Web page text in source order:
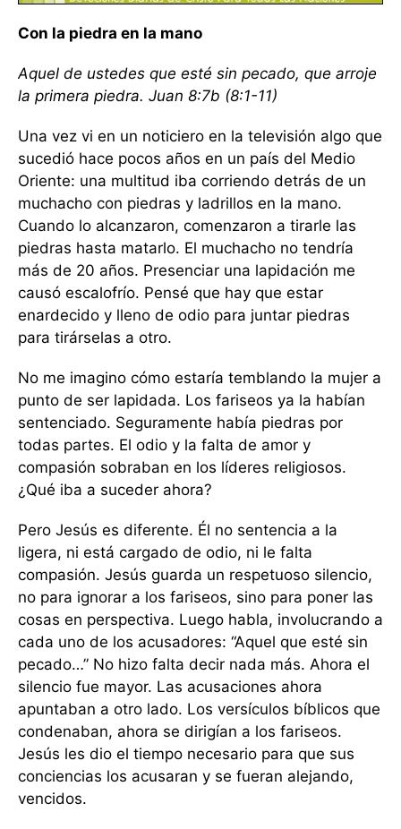
Con la piedra en la mano
Aquel de ustedes que esté sin pecado, que arroje
la primera piedra. Juan 8:7b (8:1-11)
Una vez vi en un noticiero en la televisión algo que
sucedió hace pocos años en un país del Medio
Oriente: una multitud iba corriendo detrás de un
muchacho con piedras y ladrillos en la mano.
Cuando lo alcanzaron, comenzaron a tirarle las
piedras hasta matarlo. El muchacho no tendría
más de 20 años. Presenciar una lapidación me
causó escalofrío. Pensé que hay que estar
enardecido y lleno de odio para juntar piedras
para tirárselas a otro.
No me imagino cómo estaría temblando la mujer a
punto de ser lapidada. Los fariseos ya la habían
sentenciado. Seguramente había piedras por
todas partes. El odio y la falta de amor y
compasión sobraban en los líderes religiosos.
¿Qué iba a suceder ahora?
Pero Jesús es diferente. Él no sentencia a la
ligera, ni está cargado de odio, ni le falta
compasión. Jesús guarda un respetuoso silencio,
no para ignorar a los fariseos, sino para poner las
cosas en perspectiva. Luego habla, involucrando a
cada uno de los acusadores: “Aquel que esté sin
pecado…” No hizo falta decir nada más. Ahora el
silencio fue mayor. Las acusaciones ahora
apuntaban a otro lado. Los versículos bíblicos que
condenaban, ahora se dirigían a los fariseos.
Jesús les dio el tiempo necesario para que sus
conciencias los acusaran y se fueran alejando,
vencidos.